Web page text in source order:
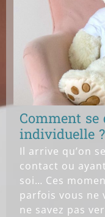
Comment se
individuelle ?
Il arrive qu’on
contact ou
soi… Ces
parfois vous ne
ne savez pas